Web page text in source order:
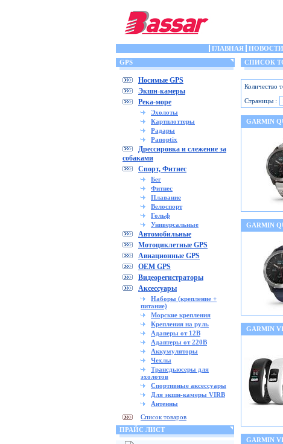
ГЛАВНАЯ НОВОСТИ
GPS
Носимые GPS
Экшн-камеры
Река-море
Эхолоты
Картплоттеры
Радары
Panoptix
Дрессировка и слежение за
собаками
Спорт, Фитнес
Бег
Фитнес
Плавание
Велоспорт
Гольф
Универсальные
Автомобильные
Мотоциклетные GPS
Авиационные GPS
OEM GPS
Видеорегистраторы
Аксессуары
Наборы (крепление +
питание)
Морские крепления
Крепления на руль
Адаперы от 12В
Адаптеры от 220В
Аккумуляторы
Чехлы
Трансдьюсеры для
эхолотов
Спортивные аксессуары
Для экшн-камеры VIRB
Антенны
Список товаров
ПРАЙС ЛИСТ
СПИСОК
Количество
Страницы :
GARMIN
GARMIN
GARMIN
GARMIN